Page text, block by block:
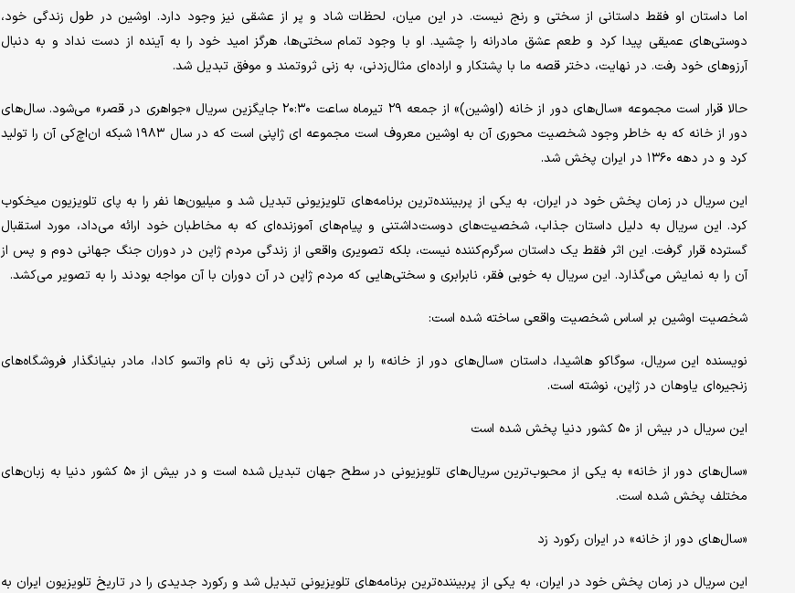
اما داستان او فقط داستانی از سختی و رنج نیست. در این میان، لحظات شاد و پر از عشقی نیز وجود دارد. اوشین در طول زندگی خود،
دوستی‌های عمیقی پیدا کرد و طعم عشق مادرانه را چشید. او با وجود تمام سختی‌ها، هرگز امید خود را به آینده از دست نداد و به دنبال
آرزوهای خود رفت. در نهایت، دختر قصه ما با پشتکار و اراده‌ای مثال‌زدنی، به زنی ثروتمند و موفق تبدیل شد.
حالا قرار است مجموعه «سال‌های دور از خانه (اوشین)» از جمعه ۲۹ تیرماه ساعت ۲۰:۳۰ جایگزین سریال «جواهری در قصر» می‌شود. سال‌های
دور از خانه که به خاطر وجود شخصیت محوری آن به اوشین معروف است مجموعه ای ژاپنی است که در سال ۱۹۸۳ شبکه ان‌اچ‌کی آن را تولید
کرد و در دهه ۱۳۶۰ در ایران پخش شد.
این سریال در زمان پخش خود در ایران، به یکی از پربیننده‌ترین برنامه‌های تلویزیونی تبدیل شد و میلیون‌ها نفر را به پای تلویزیون میخکوب
کرد. این سریال به دلیل داستان جذاب، شخصیت‌های دوست‌داشتنی و پیام‌های آموزنده‌ای که به مخاطبان خود ارائه می‌داد، مورد استقبال
گسترده قرار گرفت. این اثر فقط یک داستان سرگرم‌کننده نیست، بلکه تصویری واقعی از زندگی مردم ژاپن در دوران جنگ جهانی دوم و پس از
آن را به نمایش می‌گذارد. این سریال به خوبی فقر، نابرابری و سختی‌هایی که مردم ژاپن در آن دوران با آن مواجه بودند را به تصویر می‌کشد.
شخصیت اوشین بر اساس شخصیت واقعی ساخته شده است:
نویسنده این سریال، سوگاکو هاشیدا، داستان «سال‌های دور از خانه» را بر اساس زندگی زنی به نام واتسو کادا، مادر بنیانگذار فروشگاه‌های
زنجیره‌ای یاوهان در ژاپن، نوشته است.
این سریال در بیش از ۵۰ کشور دنیا پخش شده است
«سال‌های دور از خانه» به یکی از محبوب‌ترین سریال‌های تلویزیونی در سطح جهان تبدیل شده است و در بیش از ۵۰ کشور دنیا به زبان‌های
مختلف پخش شده است.
«سال‌های دور از خانه» در ایران رکورد زد
این سریال در زمان پخش خود در ایران، به یکی از پربیننده‌ترین برنامه‌های تلویزیونی تبدیل شد و رکورد جدیدی را در تاریخ تلویزیون ایران به